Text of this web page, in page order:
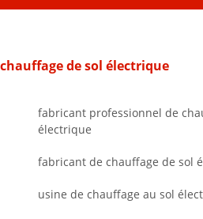
chauffage de sol électrique
fabricant professionnel de
électrique
fabricant de chauffage de sol
usine de chauffage au sol